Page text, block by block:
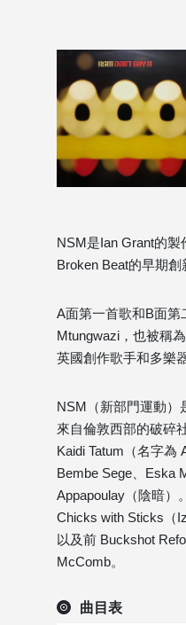
NSM是Ian Grant的製
Broken Beat的早期創
A面第一首歌和B面
Mtungwazi，也被稱
英國創作歌手和多樂
NSM（新部門運動）
來自倫敦西部的破碎
Kaidi Tatum（名字為
Bembe Sege、Eska
Appapoulay（陰暗）
Chicks with Sticks（
以及前 Buckshot
McComb。
曲目表